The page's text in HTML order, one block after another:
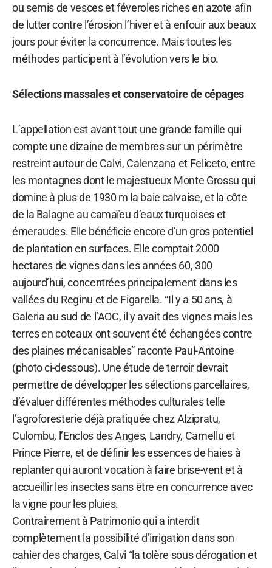
ou semis de vesces et féveroles riches en azote afin
de lutter contre l’érosion l’hiver et à enfouir aux beaux
jours pour éviter la concurrence. Mais toutes les
méthodes participent à l’évolution vers le bio.
Sélections massales et conservatoire de cépages
L’appellation est avant tout une grande famille qui
compte une dizaine de membres sur un périmètre
restreint autour de Calvi, Calenzana et Feliceto, entre
les montagnes dont le majestueux Monte Grossu qui
domine à plus de 1930 m la baie calvaise, et la côte
de la Balagne au camaïeu d’eaux turquoises et
émeraudes. Elle bénéficie encore d’un gros potentiel
de plantation en surfaces. Elle comptait 2000
hectares de vignes dans les années 60, 300
aujourd’hui, concentrées principalement dans les
vallées du Reginu et de Figarella. “Il y a 50 ans, à
Galeria au sud de l’AOC, il y avait des vignes mais les
terres en coteaux ont souvent été échangées contre
des plaines mécanisables” raconte Paul-Antoine
(photo ci-dessous). Une étude de terroir devrait
permettre de développer les sélections parcellaires,
d’évaluer différentes méthodes culturales telle
l’agroforesterie déjà pratiquée chez Alzipratu,
Culombu, l’Enclos des Anges, Landry, Camellu et
Prince Pierre, et de définir les essences de haies à
replanter qui auront vocation à faire brise-vent et à
accueillir les insectes sans être en concurrence avec
la vigne pour les pluies.
Contrairement à Patrimonio qui a interdit
complètement la possibilité d’irrigation dans son
cahier des charges, Calvi “la tolère sous dérogation et